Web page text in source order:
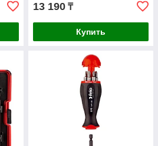
13 190 ₸
Купить